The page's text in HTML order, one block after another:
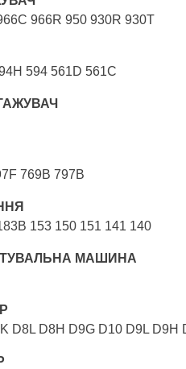
966R 950 930R 930T
594 561D 561C
769B 797B
153 150 151 141 140
МАШИНА
D8L D8H D9G D10 D9L